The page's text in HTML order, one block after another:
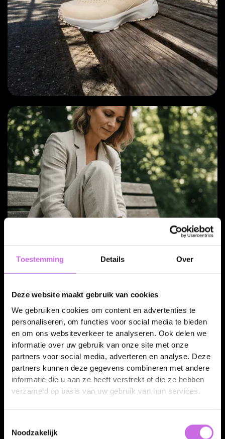
Toestemming Details Over
Deze website maakt gebruik van cookies
We gebruiken cookies om content en advertenties te
personaliseren, om functies voor social media te bieden
en om ons websiteverkeer te analyseren. Ook delen we
informatie over uw gebruik van onze site met onze
partners voor social media, adverteren en analyse. Deze
partners kunnen deze gegevens combineren met andere
informatie die u aan ze heeft verstrekt of die ze hebben
verzameld op basis van uw gebruik van hun services.
Noodzakelijk